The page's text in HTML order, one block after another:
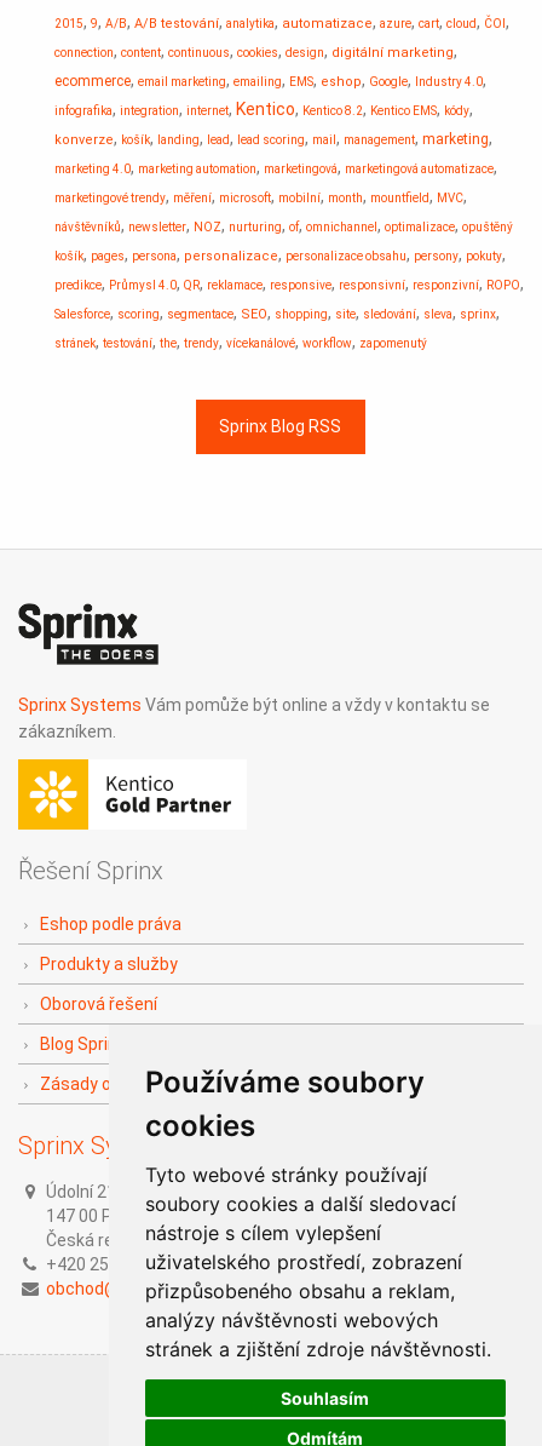
Používáme soubory
cookies
Tyto webové stránky používají
soubory cookies a další sledovací
nástroje s cílem vylepšení
uživatelského prostředí, zobrazení
přizpůsobeného obsahu a reklam,
analýzy návštěvnosti webových
stránek a zjištění zdroje návštěvnosti.
Souhlasím
Odmítám
2015, 9, A/B, A/B testování, analytika, automatizace, azure, cart, cloud, ČOI ,
connection, content, continuous, cookies, design, digitální marketing,
ecommerce, email marketing, emailing, EMS, eshop, Google, Industry 4.0,
infografika, integration, internet, Kentico, Kentico 8.2, Kentico EMS, kódy,
konverze, košík, landing, lead, lead scoring, mail , management, marketing,
marketing 4.0, marketing automation, marketingová, marketingová automatizace,
marketingové trendy, měření, microsoft, mobilní, month, mountfield, MVC,
návštěvníků, newsletter, NOZ, nurturing, of, omnichannel , optimalizace, opuštěný
košík, pages, persona, personalizace, personalizace obsahu, persony, pokuty,
predikce, Průmysl 4.0, QR, reklamace, responsive, responsivní, responzivní, ROPO,
Salesforce, scoring, segmentace, SEO, shopping, site, sledování, sleva, sprinx,
stránek, testování, the, trendy, vícekanálové, workflow, zapomenutý
Sprinx Blog RSS
Sprinx Systems Vám pomůže být online a vždy v kontaktu se
zákazníkem.
Řešení Sprinx
Eshop podle práva
Produkty a služby
Oborová řešení
Blog Sprinx The Doers
Zásady ochrany soukromí
Sprinx Systems, a.s.
Údolní 212/1,
147 00 Praha 4,
Česká republika
+420 251 014 211
obchod@sprinx.com